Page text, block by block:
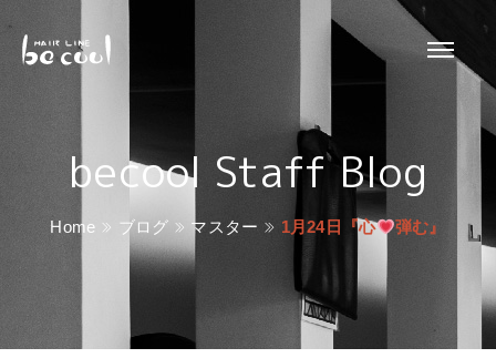
becool Staff Blog
Home ブログ マスター 1月24日『心 弾む』